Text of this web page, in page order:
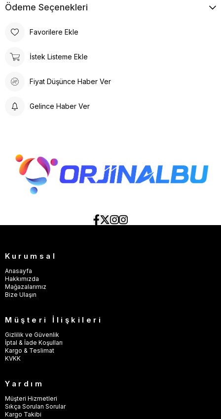
Ödeme Seçenekleri
Favorilere Ekle
İstek Listeme Ekle
Fiyat Düşünce Haber Ver
Gelince Haber Ver
Kurumsal
Anasayfa
Hakkımızda
Mağazalarımız
Bize Ulaşın
Müşteri İlişkileri
Gizlilik ve Güvenlik
İptal & İade Koşulları
Kargo & Teslimat
KVKK
Yardım
Müşteri Hizmetleri
Sıkça Sorulan Sorular
Kargo Takibi